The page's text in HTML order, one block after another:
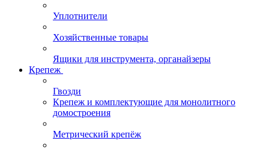
Уплотнители
Хозяйственные товары
Ящики для инструмента, органайзеры
Крепеж
Гвозди
Крепеж и комплектующие для монолитного
домостроения
Метрический крепёж